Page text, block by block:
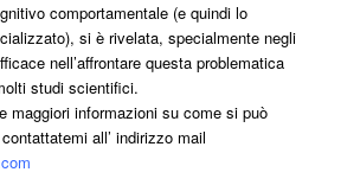
comportamentale (e quindi lo
si è rivelata, specialmente negli
nell’affrontare questa problematica
studi scientifici.
maggiori informazioni su come si può
all’ indirizzo mail